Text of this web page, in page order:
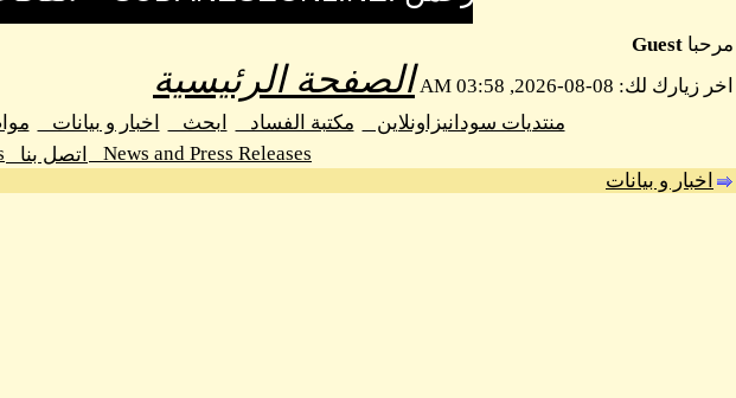
مرحبا Guest
اخر زيارك لك: 08-08-2026, 03:58 AM
الصفحة الرئيسية
منتديات سودانيزاونلاين مكتبة الفساد ابحث اخبار و بيانات
News and Press Releases
اتصل بنا
اخبار و بيانات